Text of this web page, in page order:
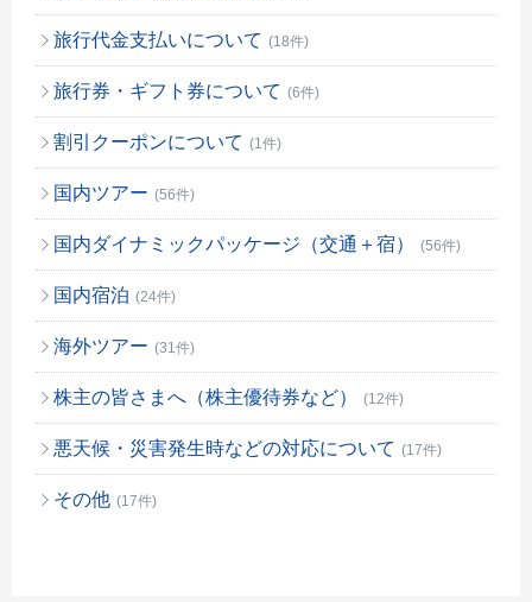
旅行代金支払いについて (18件)
旅行券・ギフト券について (6件)
割引クーポンについて (1件)
国内ツアー (56件)
国内ダイナミックパッケージ（交通＋宿） (56件)
国内宿泊 (24件)
海外ツアー (31件)
株主の皆さまへ（株主優待券など） (12件)
悪天候・災害発生時などの対応について (17件)
その他 (17件)